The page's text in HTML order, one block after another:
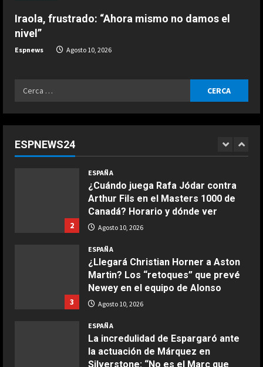
n
g
Iraola, frustrado: “Ahora mismo no damos el
nivel”
Espnews Agosto 10, 2026
Ricerca
ESPNEWS24
ESPAÑA
contra Infantino y ponen en jaque a
1
2
ESPAÑA
¿Cuándo juega Rafa Jódar contra
Arthur Fils en el Masters 1000 de
Canadá? Horario y dónde ver
Agosto 10, 2026
3
ESPAÑA
¿Llegará Christian Horner a Aston
Martin? Los “retoques” que prevé
Newey en el equipo de Alonso
Agosto 10, 2026
ESPAÑA
La incredulidad de Espargaró ante
la actuación de Márquez en
Silverstone: “No es el Marc que
Ensalada de espinacas deliciosa
Maggio 28, 2026
COCINA
Boquerones fritos en freidora de
aire
Aprile 24, 2026
Buñuelos de alcachofas